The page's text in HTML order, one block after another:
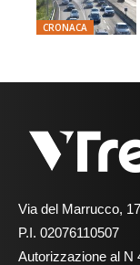
CRONACA
Via del Marrucco,
P.I. 02076110507
Autorizzazione al N